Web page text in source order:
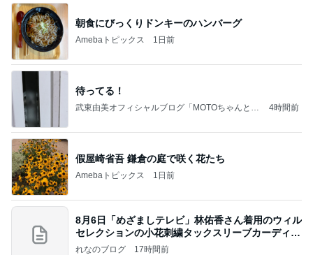
朝食にびっくりドンキーのハンバーグ
Amebaトピックス 1日前
待ってる！
武東由美オフィシャルブログ「MOTOちゃんとの
4時間前
假屋崎省吾 鎌倉の庭で咲く花たち
Amebaトピックス 1日前
8月6日「めざましテレビ」林佑香さん着用のウィル
セレクションの小花刺繍タックスリーブカーディガ
ン
れなのブログ 17時間前